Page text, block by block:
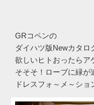
GRコペンの
ダイハツ版Newカタロ
欲しいヒトおったらア
そそそ！ローブに緑が
ドレスフォ～メ～ショ